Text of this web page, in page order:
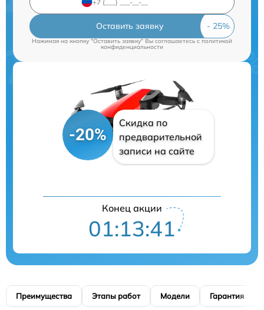
Оставить заявку
Нажимая на кнопку "Оставить заявку" Вы соглашаетесь cполитикой
конфиденциальности
-20%
Скидка по
предварительной
записи на сайте
Конец акции
01:13:40
Преимущества Этапы работ Модели Гарантия